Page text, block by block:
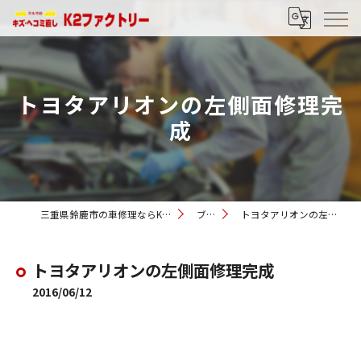
トヨタアリオンの左側面修理完
成
三重県鈴鹿市の車修理ならK2ファクトリー ブログ トヨタアリオンの左側面修理完成
トヨタアリオンの左側面修理完成
2016/06/12